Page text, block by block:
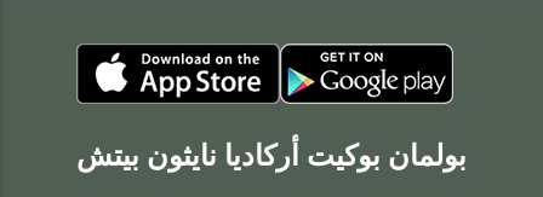
بولمان بوكيت أركاديا نايثون بيتش